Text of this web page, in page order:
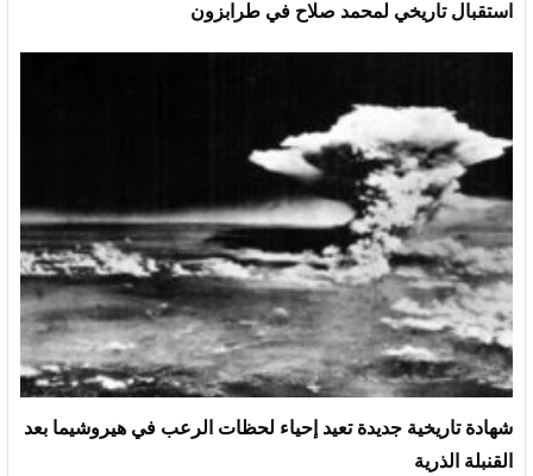
استقبال تاريخي لمحمد صلاح في طرابزون
شهادة تاريخية جديدة تعيد إحياء لحظات الرعب في هيروشيما بعد
القنبلة الذرية